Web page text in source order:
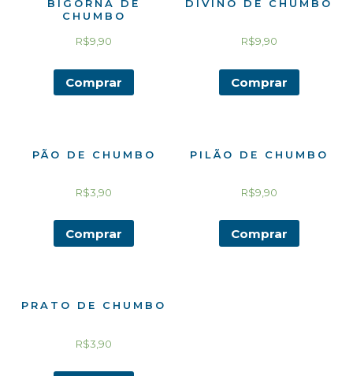
BIGORNA DE
CHUMBO
R$9,90
Comprar
DIVINO DE CHUMBO
R$9,90
Comprar
PÃO DE CHUMBO
R$3,90
Comprar
PILÃO DE CHUMBO
R$9,90
Comprar
PRATO DE CHUMBO
R$3,90